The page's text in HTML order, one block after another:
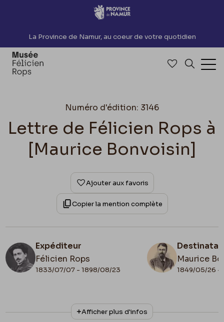
Accèder directement au contenu
La Province de Namur, au coeur de votre quotidien
Accéder à
Numéro d'édition: 3146
Lettre de Félicien Rops à
[Maurice Bonvoisin]
Ajouter aux favoris
Copier la mention complète
Expéditeur
Félicien Rops
1833/07/07 - 1898/08/23
Maurice
1849/05/26 -
N° d'inventaire
Bon/LE/88
Collationnage
Scan
Afficher plus d'infos